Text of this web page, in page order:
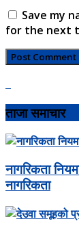
Save my
for the next
ताजा समाचार
नागरिकता
नागरिकता